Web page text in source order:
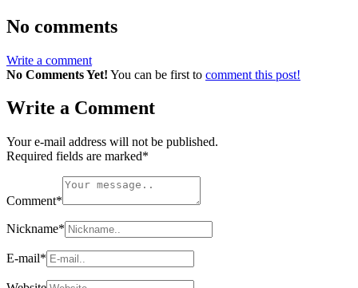
No comments
Write a comment
No Comments Yet! You can be first to comment this post!
Write a Comment
Your e-mail address will not be published.
Required fields are marked*
Comment*
Nickname*
E-mail*